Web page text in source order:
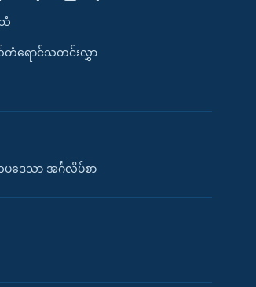
ရောင်သတင်းလွှာ
ဒေသာ အင်္ဂလိပ်စာ